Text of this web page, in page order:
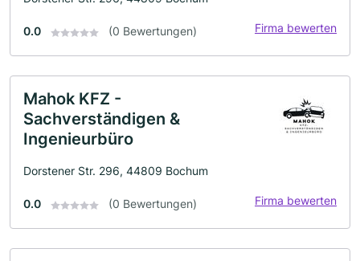
0.0 (0 Bewertungen) Firma bewerten
Mahok KFZ -
Sachverständigen &
Ingenieurbüro
Dorstener Str. 296, 44809 Bochum
0.0 (0 Bewertungen) Firma bewerten